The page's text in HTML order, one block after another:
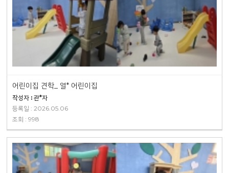
어린이집 견학_ 열* 어린이집
작성자 : 관*자
등록일 : 2026.05.06
조회 : 998